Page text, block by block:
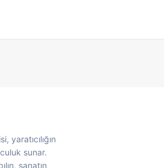
yaratıcılığın
sunar.
sanatın